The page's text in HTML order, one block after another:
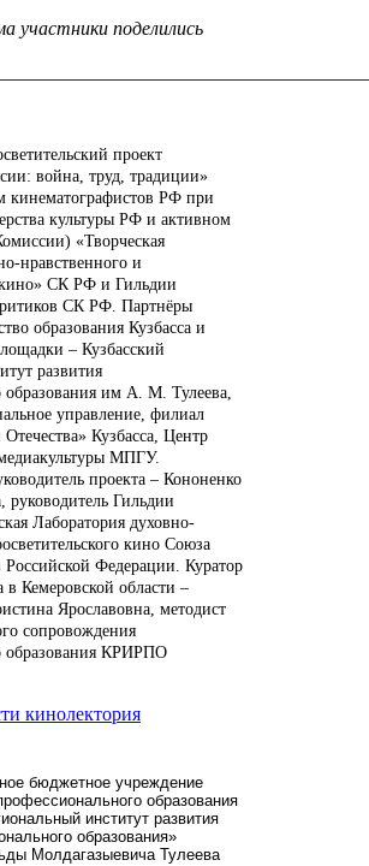
участники поделились
проект
война, труд, традиции»
кинематографистов РФ при
культуры РФ и активном
«Творческая
нравственного и
кино» СК РФ и Гильдии
СК РФ. Партнёры
образования Кузбасса и
– Кузбасский
развития
образования им А. М. Тулеева,
управление, филиал
Кузбасса, Центр
МПГУ.
проекта – Кононенко
руководитель Гильдии
Лаборатория духовно-
кино Союза
Российской Федерации. Куратор
в Кемеровской области –
Ярославовна, методист
сопровождения
образования КРИРПО
кинолектория
бюджетное учреждение
образования
институт развития
образования»
Молдагазыевича Тулеева